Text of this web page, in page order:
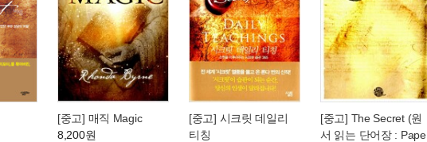
[중고] 매직 Magic
8,200원
[중고] 시크릿 데일리
티칭
[중고] The Secret (원
서 읽는 단어장 : Pape